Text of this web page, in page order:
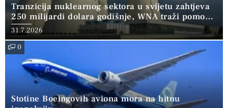
Tranzicija nuklearnog sektora u svijetu zahtjeva
250 milijardi dolara godišnje, WNA traži pomoć
banaka
31.7.2026
0
Stotine Boeingovih aviona mora na hitnu